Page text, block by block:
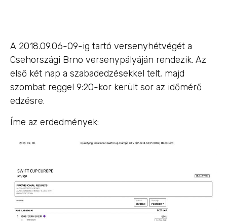
A 2018.09.06-09-ig tartó versenyhétvégét a
Csehországi Brno versenypályáján rendezik. Az
első két nap a szabadedzésekkel telt, majd
szombat reggel 9:20-kor került sor az időmérő
edzésre.
Íme az erdedmények: